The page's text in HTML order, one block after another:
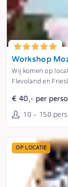
Tonen
Workshop
Wij komen op
Flevoland en
€ 40,- per
10 – 150
OP LOCATIE